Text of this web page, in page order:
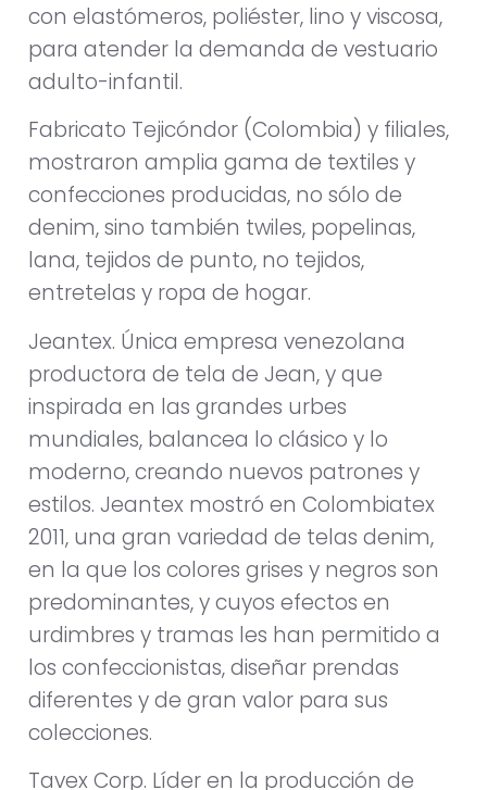
con elastómeros, poliéster, lino y viscosa,
para atender la demanda de vestuario
adulto-infantil.
Fabricato Tejicóndor (Colombia) y filiales,
mostraron amplia gama de textiles y
confecciones producidas, no sólo de
denim, sino también twiles, popelinas,
lana, tejidos de punto, no tejidos,
entretelas y ropa de hogar.
Jeantex. Única empresa venezolana
productora de tela de Jean, y que
inspirada en las grandes urbes
mundiales, balancea lo clásico y lo
moderno, creando nuevos patrones y
estilos. Jeantex mostró en Colombiatex
2011, una gran variedad de telas denim,
en la que los colores grises y negros son
predominantes, y cuyos efectos en
urdimbres y tramas les han permitido a
los confeccionistas, diseñar prendas
diferentes y de gran valor para sus
colecciones.
Tavex Corp. Líder en la producción de